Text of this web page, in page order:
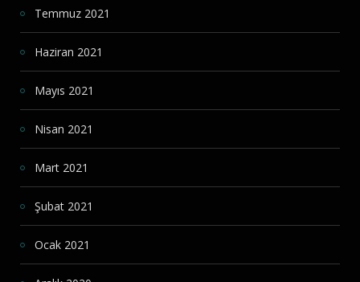
Temmuz 2021
Haziran 2021
Mayıs 2021
Nisan 2021
Mart 2021
Şubat 2021
Ocak 2021